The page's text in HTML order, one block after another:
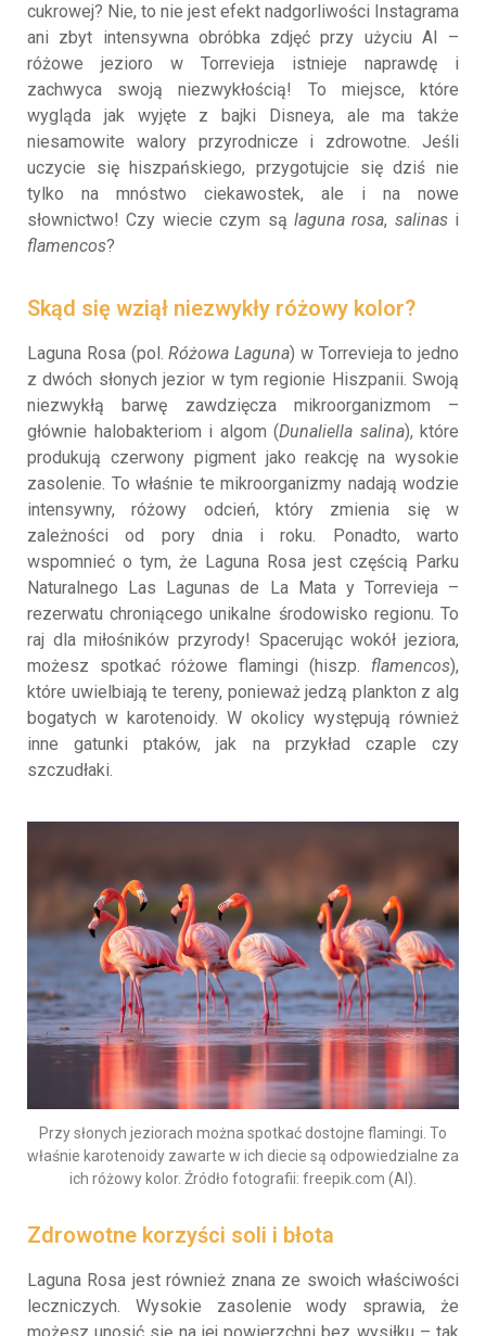
cukrowej? Nie, to nie jest efekt nadgorliwości Instagrama
ani zbyt intensywna obróbka zdjęć przy użyciu AI –
różowe jezioro w Torrevieja istnieje naprawdę i
zachwyca swoją niezwykłością! To miejsce, które
wygląda jak wyjęte z bajki Disneya, ale ma także
niesamowite walory przyrodnicze i zdrowotne. Jeśli
uczycie się hiszpańskiego, przygotujcie się dziś nie
tylko na mnóstwo ciekawostek, ale i na nowe
słownictwo! Czy wiecie czym są laguna rosa, salinasi
flamencos?
Skąd się wziął niezwykły różowy kolor?
Laguna Rosa (pol.Różowa Laguna) w Torrevieja to jedno
z dwóch słonych jezior w tym regionie Hiszpanii. Swoją
niezwykłą barwę zawdzięcza mikroorganizmom –
głównie halobakteriom i algom (Dunaliella salina), które
produkują czerwony pigment jako reakcję na wysokie
zasolenie. To właśnie te mikroorganizmy nadają wodzie
intensywny, różowy odcień, który zmienia się w
zależności od pory dnia i roku. Ponadto, warto
wspomnieć o tym, że Laguna Rosa jest częścią Parku
Naturalnego Las Lagunas de La Mata y Torrevieja –
rezerwatu chroniącego unikalne środowisko regionu. To
raj dla miłośników przyrody! Spacerując wokół jeziora,
możesz spotkać różowe flamingi (hiszp. flamencos),
które uwielbiają te tereny, ponieważ jedzą plankton z alg
bogatych w karotenoidy. W okolicy występują również
inne gatunki ptaków, jak na przykład czaple czy
szczudłaki.
Przy słonych jeziorach można spotkać dostojne flamingi. To
właśnie karotenoidy zawarte w ich diecie są odpowiedzialne za
ich różowy kolor. Źródło fotografii: freepik.com (AI).
Zdrowotne korzyści soli i błota
Laguna Rosa jest również znana ze swoich właściwości
leczniczych. Wysokie zasolenie wody sprawia, że